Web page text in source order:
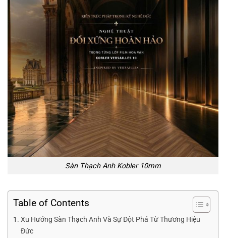
Sàn Thạch Anh Kobler 10mm
Table of Contents
Xu Hướng Sàn Thạch Anh Và Sự Đột Phá Từ Thương Hiệu
Đức